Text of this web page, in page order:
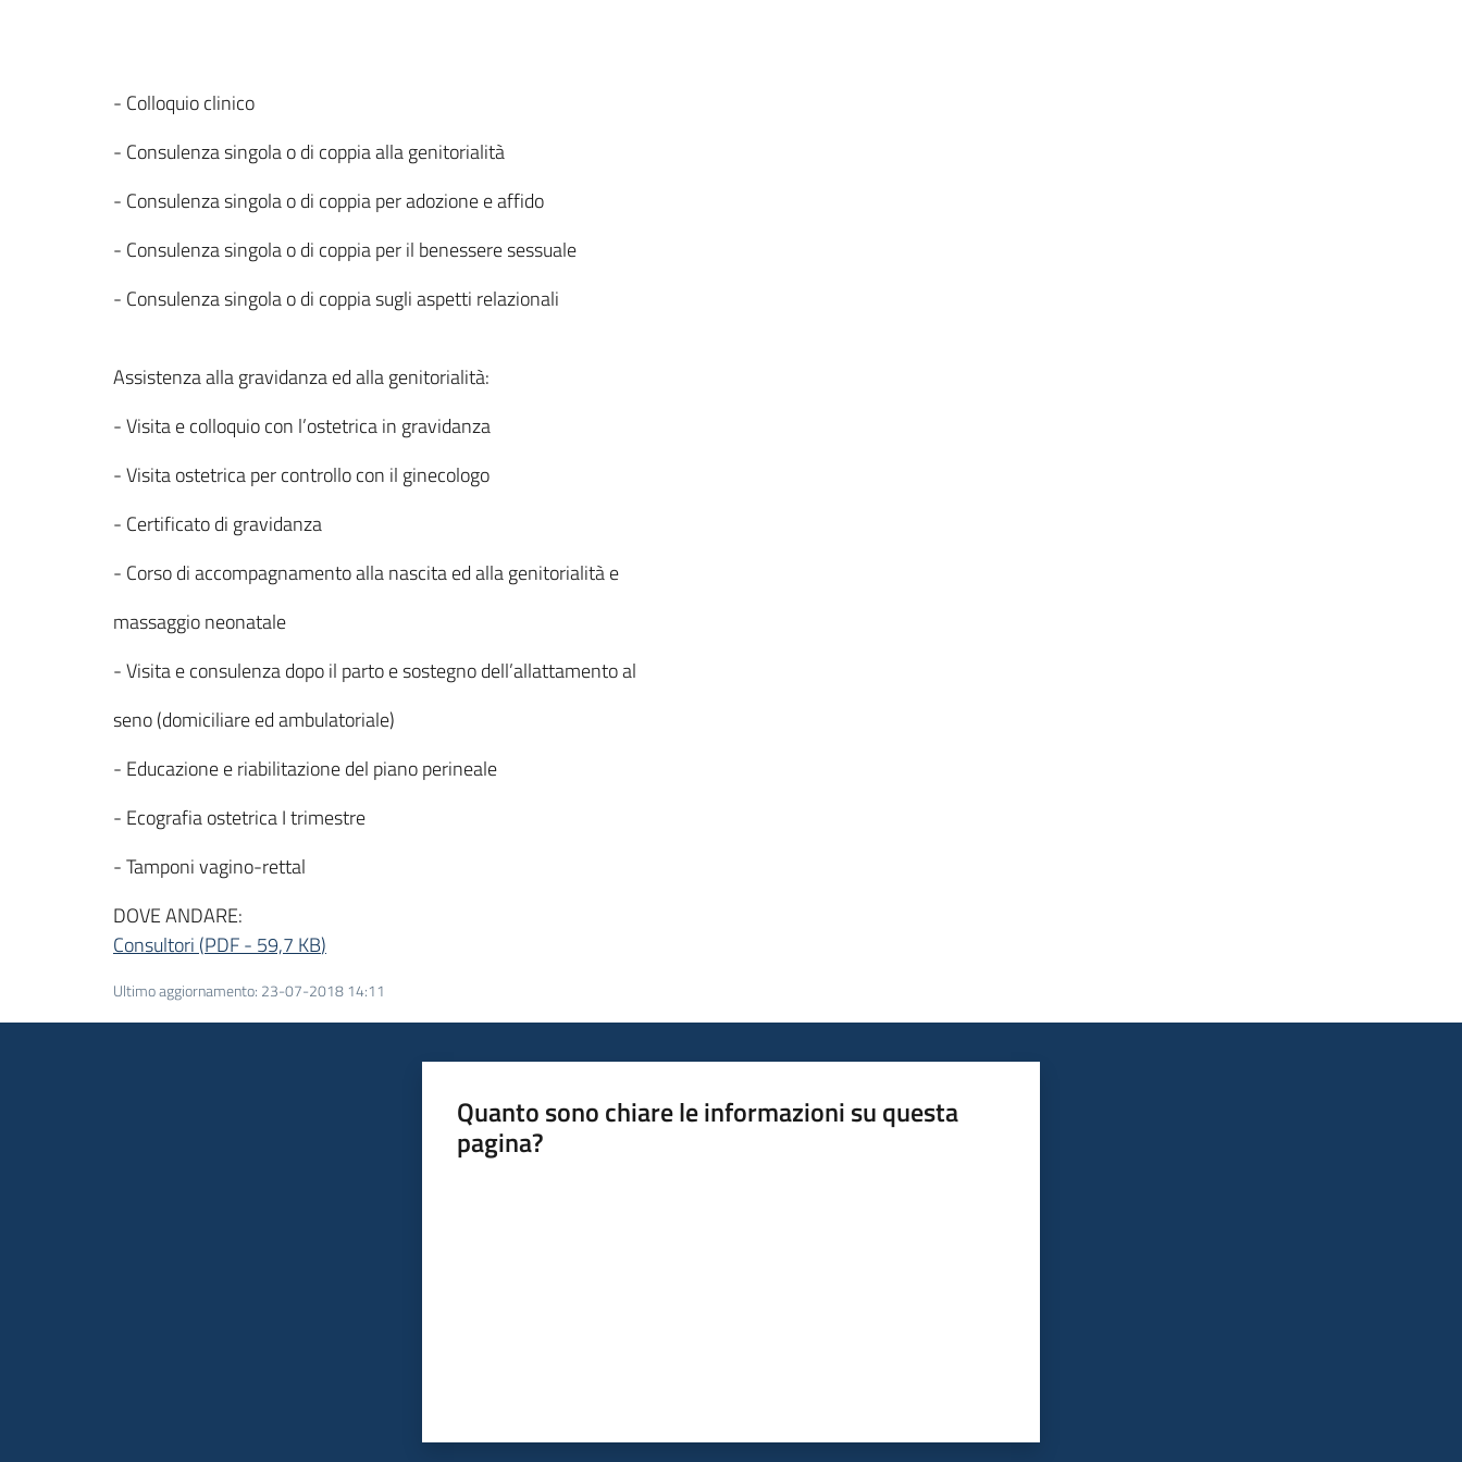
- Colloquio clinico
- Consulenza singola o di coppia alla genitorialità
- Consulenza singola o di coppia per adozione e affido
- Consulenza singola o di coppia per il benessere sessuale
- Consulenza singola o di coppia sugli aspetti relazionali
Assistenza alla gravidanza ed alla genitorialità:
- Visita e colloquio con l’ostetrica in gravidanza
- Visita ostetrica per controllo con il ginecologo
- Certificato di gravidanza
- Corso di accompagnamento alla nascita ed alla genitorialità e
massaggio neonatale
- Visita e consulenza dopo il parto e sostegno dell’allattamento al
seno (domiciliare ed ambulatoriale)
- Educazione e riabilitazione del piano perineale
- Ecografia ostetrica I trimestre
- Tamponi vagino-rettal
DOVE ANDARE:
Consultori (PDF- 59,7 KB)
Ultimo aggiornamento: 23-07-2018 14:11
Quanto sono chiare le informazioni su questa
pagina?